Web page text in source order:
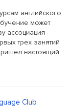
английского
может
ассоциация
трех занятий
настоящий
Club